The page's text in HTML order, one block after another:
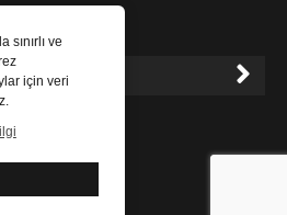
sınırlı ve
için veri